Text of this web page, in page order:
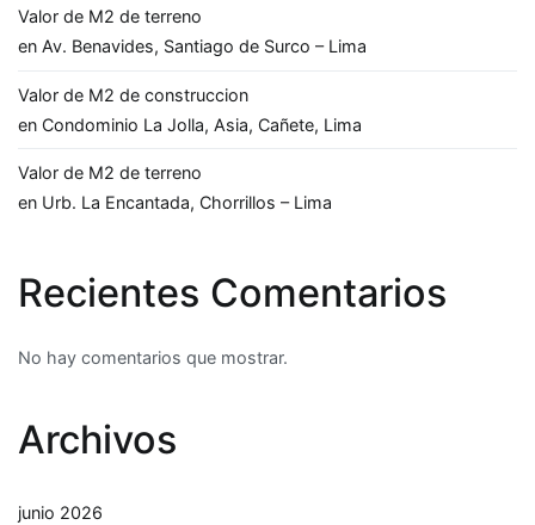
Valor de M2 de terreno
en Av. Benavides, Santiago de Surco – Lima
Valor de M2 de construccion
en Condominio La Jolla, Asia, Cañete, Lima
Valor de M2 de terreno
en Urb. La Encantada, Chorrillos – Lima
Recientes Comentarios
No hay comentarios que mostrar.
Archivos
junio 2026